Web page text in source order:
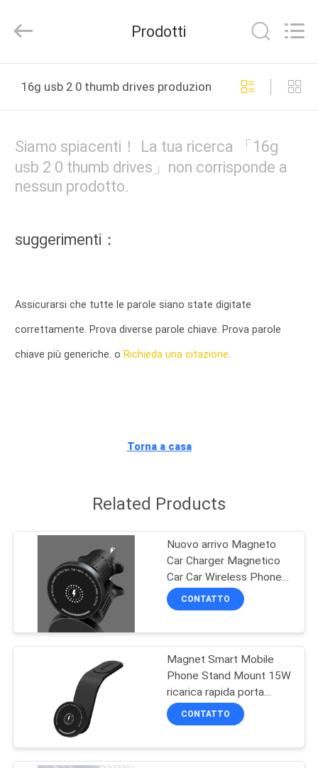
CIRCA
NOI
GIRO
CONTROLLO
DI
CITAZIONE
MAPPA
PRIVACY
Ltd..
Reserved.
Prodotti
16g usb 2 0 thumb drives produzione online
Siamo spiacenti！ La tua ricerca 「16g
usb 2 0 thumb drives」non corrisponde a
nessun prodotto.
suggerimenti：
Assicurarsi che tutte le parole siano state digitate
correttamente. Prova diverse parole chiave. Prova parole
chiave più generiche. o Richieda una citazione.
Torna a casa
Related Products
Nuovo arrivo Magneto
Car Charger Magnetico
Car Car Wireless Phone
Holder Magneto
Magnetico 15W Fast Car
CONTATTO
Magnet Smart Mobile
Phone Stand Mount 15W
ricarica rapida porta
telefono magnetico
caricabatterie senza fili
CONTATTO